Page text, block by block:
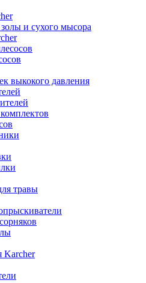
и сухого мысора
выкокого давления
травы
Karcher